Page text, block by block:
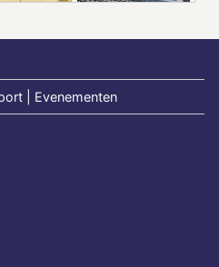
| Evenementen